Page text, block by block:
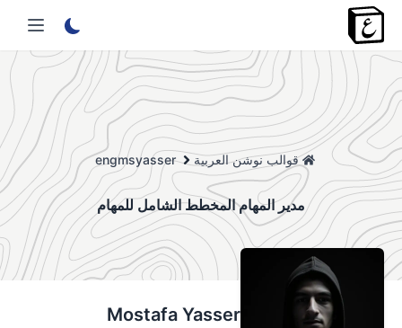
قوالب نوشن العربية engmsyasser
مدير المهام المخطط الشامل للمهام
Mostafa Yasser